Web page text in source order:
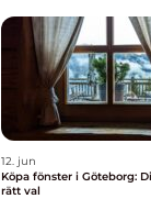
12. jun
Köpa fönster i Göteborg:
rätt val